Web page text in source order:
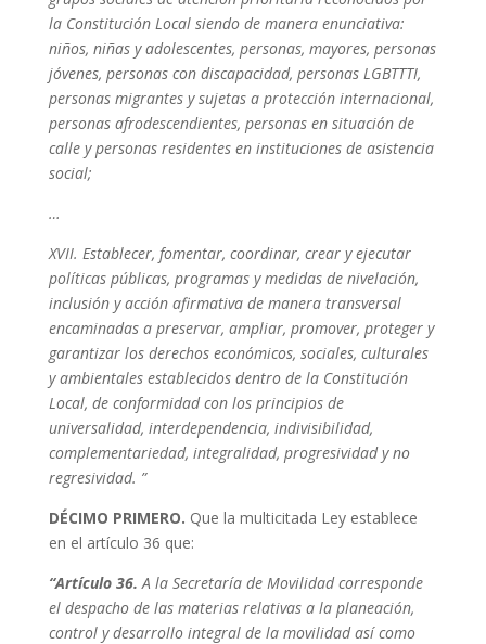
la Constitución Local siendo de manera enunciativa:
niños, niñas y adolescentes, personas, mayores, personas
jóvenes, personas con discapacidad, personas LGBTTTI,
personas migrantes y sujetas a protección internacional,
personas afrodescendientes, personas en situación de
calle y personas residentes en instituciones de asistencia
social;
…
XVII. Establecer, fomentar, coordinar, crear y ejecutar
políticas públicas, programas y medidas de nivelación,
inclusión y acción afirmativa de manera transversal
encaminadas a preservar, ampliar, promover, proteger y
garantizar los derechos económicos, sociales, culturales
y ambientales establecidos dentro de la Constitución
Local, de conformidad con los principios de
universalidad, interdependencia, indivisibilidad,
complementariedad, integralidad, progresividad y no
regresividad. ”
DÉCIMO PRIMERO. Que la multicitada Ley establece
en el artículo 36 que:
“Artículo 36.A la Secretaría de Movilidad corresponde
el despacho de las materias relativas a la planeación,
control y desarrollo integral de la movilidad así como